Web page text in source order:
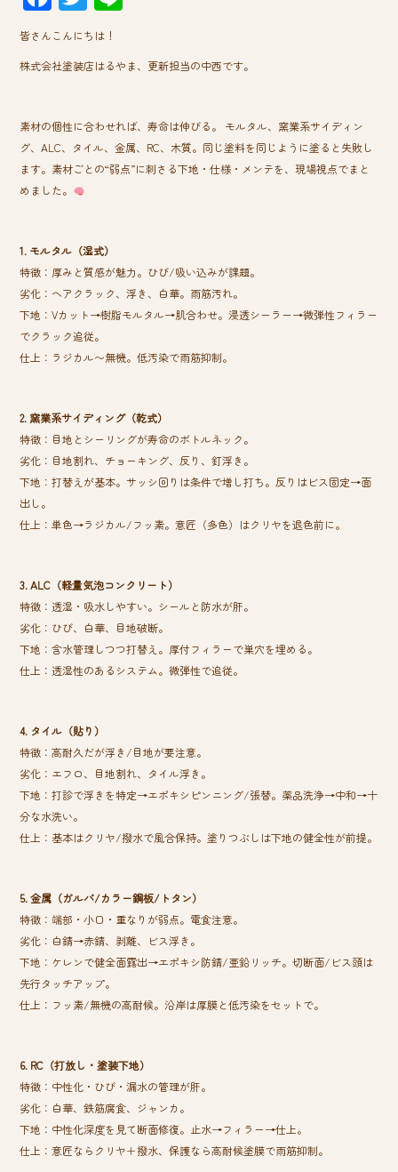
ac
e
b
o
ok
wi
tt
er
皆さんこんにちは！
株式会社塗装店はるやま、更新担当の中西です。
素材の個性に合わせれば、寿命は伸びる。 モルタル、窯業系サイディン
グ、ALC、タイル、金属、RC、木質。同じ塗料を同じように塗ると失敗し
ます。素材ごとの“弱点”に刺さる下地・仕様・メンテを、現場視点でまと
めました。
1. モルタル（湿式）
特徴：厚みと質感が魅力。ひび/吸い込みが課題。
劣化：ヘアクラック、浮き、白華。雨筋汚れ。
下地：Vカット→樹脂モルタル→肌合わせ。浸透シーラー→微弾性フィラー
でクラック追従。
仕上：ラジカル〜無機。低汚染で雨筋抑制。
2. 窯業系サイディング（乾式）
特徴：目地とシーリングが寿命のボトルネック。
劣化：目地割れ、チョーキング、反り、釘浮き。
下地：打替えが基本。サッシ回りは条件で増し打ち。反りはビス固定→面
出し。
仕上：単色→ラジカル/フッ素。意匠（多色）はクリヤを退色前に。
3. ALC（軽量気泡コンクリート）
特徴：透湿・吸水しやすい。シールと防水が肝。
劣化：ひび、白華、目地破断。
下地：含水管理しつつ打替え。厚付フィラーで巣穴を埋める。
仕上：透湿性のあるシステム。微弾性で追従。
4. タイル（貼り）
特徴：高耐久だが浮き/目地が要注意。
劣化：エフロ、目地割れ、タイル浮き。
下地：打診で浮きを特定→エポキシピンニング/張替。薬品洗浄→中和→十
分な水洗い。
仕上：基本はクリヤ/撥水で風合保持。塗りつぶしは下地の健全性が前提。
5. 金属（ガルバ/カラー鋼板/トタン）
特徴：端部・小口・重なりが弱点。電食注意。
劣化：白錆→赤錆、剥離、ビス浮き。
下地：ケレンで健全面露出→エポキシ防錆/亜鉛リッチ。切断面/ビス頭は
先行タッチアップ。
仕上：フッ素/無機の高耐候。沿岸は厚膜と低汚染をセットで。
6. RC（打放し・塗装下地）
特徴：中性化・ひび・漏水の管理が肝。
劣化：白華、鉄筋腐食、ジャンカ。
下地：中性化深度を見て断面修復。止水→フィラー→仕上。
仕上：意匠ならクリヤ＋撥水、保護なら高耐候塗膜で雨筋抑制。